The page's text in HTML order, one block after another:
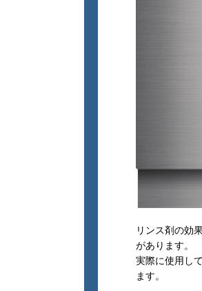
リンス剤の効
があります。
実際に使用し
ます。